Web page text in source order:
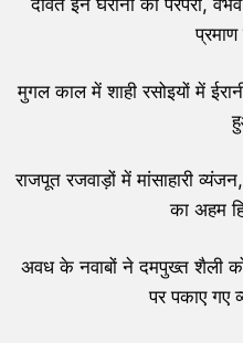
प्रमाण
मुगल काल में शाही रसोइयों में
राजपूत रजवाड़ों में मांसाहारी
का अहम
अवध के नवाबों ने दमपुख्त शैली
पर पकाए गए